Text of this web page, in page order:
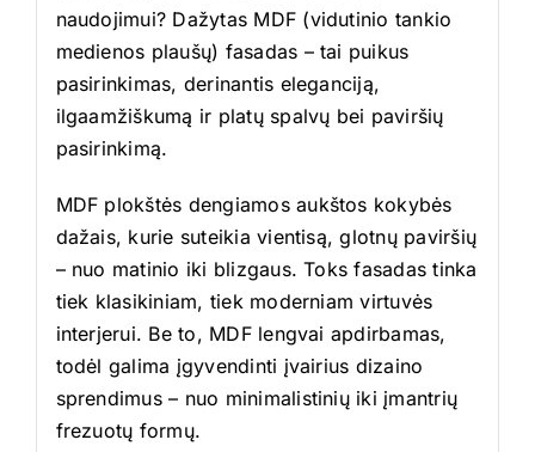
naudojimui? Dažytas MDF (vidutinio tankio
medienos plaušų) fasadas – tai puikus
pasirinkimas, derinantis eleganciją,
ilgaamžiškumą ir platų spalvų bei paviršių
pasirinkimą.
MDF plokštės dengiamos aukštos kokybės
dažais, kurie suteikia vientisą, glotnų paviršių
– nuo matinio iki blizgaus. Toks fasadas tinka
tiek klasikiniam, tiek moderniam virtuvės
interjerui. Be to, MDF lengvai apdirbamas,
todėl galima įgyvendinti įvairius dizaino
sprendimus – nuo minimalistinių iki įmantrių
frezuotų formų.